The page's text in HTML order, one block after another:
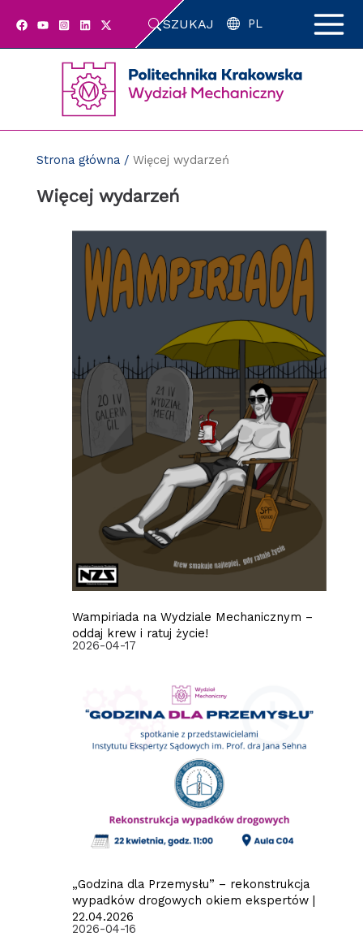
SZUKAJ PL
Strona główna/ Więcej wydarzeń
Więcej wydarzeń
Wampiriada na Wydziale Mechanicznym –
oddaj krew i ratuj życie!
2026-04-17
„Godzina dla Przemysłu” – rekonstrukcja
wypadków drogowych okiem ekspertów |
22.04.2026
2026-04-16